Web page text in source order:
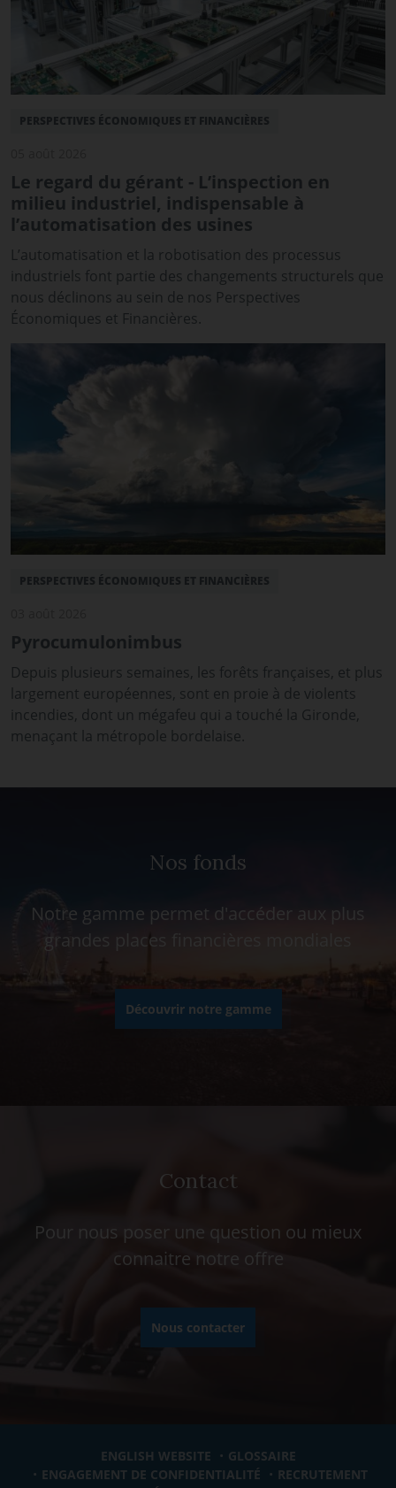
PERSPECTIVES ÉCONOMIQUES ET FINANCIÈRES
Le regard du gérant - L’inspection en
milieu industriel, indispensable à
l’automatisation des usines
L’automatisation et la robotisation des processus
industriels font partie des changements structurels que
nous déclinons au sein de nos Perspectives
Économiques et Financières.
PERSPECTIVES ÉCONOMIQUES ET FINANCIÈRES
Pyrocumulonimbus
Depuis plusieurs semaines, les forêts françaises, et plus
largement européennes, sont en proie à de violents
incendies, dont un mégafeu qui a touché la Gironde,
menaçant la métropole bordelaise.
Nos fonds
Notre gamme permet d'accéder aux plus
grandes places financières mondiales
Découvrir notre gamme
Contact
Pour nous poser une question ou mieux
connaitre notre offre
Nous contacter
ENGLISH WEBSITE
GLOSSAIRE
ENGAGEMENT DE CONFIDENTIALITÉ
RECRUTEMENT